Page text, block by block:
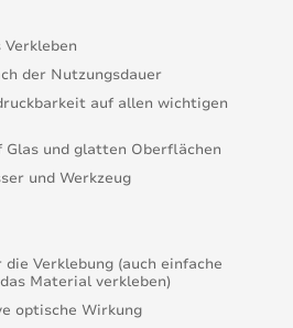
Verkleben
der Nutzungsdauer
auf allen wichtigen
und glatten Oberflächen
und Werkzeug
Verklebung (auch einfache
Material verkleben)
optische Wirkung